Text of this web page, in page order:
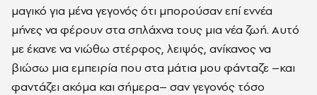
µαγικό για µένα γεγονός ότι µπορούσαν επί εννέα
µήνες να φέρουν στα σπλάχνα τους µια νέα ζωή. Αυτό
µε έκανε να νιώθω στέρφος, λειψός, ανίκανος να
βιώσω µια εµπειρία που στα µάτια µου φάνταζε –και
φαντάζει ακόµα και σήµερα– σαν γεγονός τόσο